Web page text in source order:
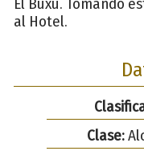
al Hotel.
Clase: